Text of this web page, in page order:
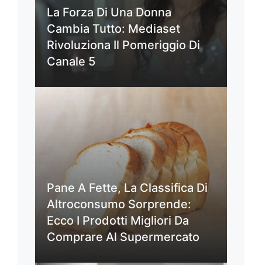
La Forza Di Una Donna
Cambia Tutto: Mediaset
Rivoluziona Il Pomeriggio Di
Canale 5
Pane A Fette, La Classifica Di
Altroconsumo Sorprende:
Ecco I Prodotti Migliori Da
Comprare Al Supermercato